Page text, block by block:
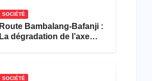
SOCIÉTÉ
Route Bambalang-Bafanji :
La dégradation de l’axe
SOCIÉTÉ